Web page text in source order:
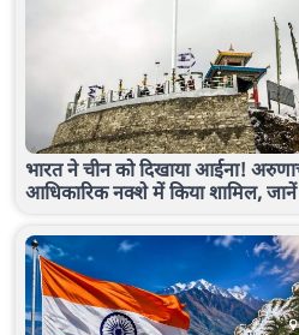
भारत ने चीन को दिखाया आईना!
आधिकारिक नक्शे में किया शामिल,